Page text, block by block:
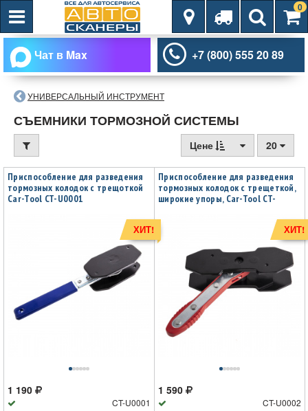
0
Чат в Max +7 (800) 555 20 89
УНИВЕРСАЛЬНЫЙ ИНСТРУМЕНТ
СЪЕМНИКИ ТОРМОЗНОЙ СИСТЕМЫ
Цене 20
Приспособление для разведения
тормозных колодок с трещоткой
Car-Tool CT-U0001
1 190
CT-U0001
ХИТ!
Приспособление для разведения
тормозных колодок с трещеткой,
широкие упоры, Car-Tool CT-
1 590
CT-U0002
ХИТ!